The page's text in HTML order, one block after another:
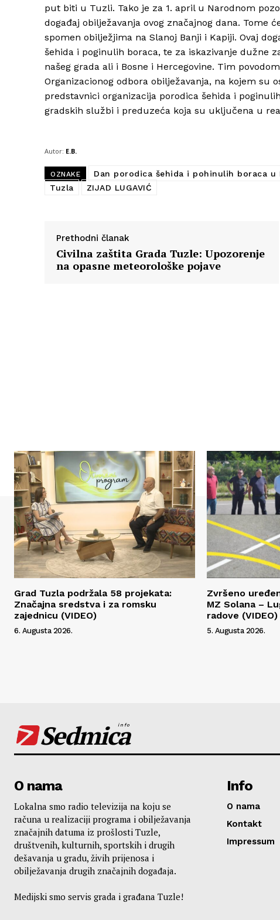
put biti u Tuzli. Tako je za 1. april u Narodnom
događaj obilježavanja ovog značajnog dana. Tome
spomen obilježjima na Slanoj Banji i Kapiji. Ovaj
šehida i poginulih boraca, te za iskazivanje dužne
našeg grada ali i Bosne i Hercegovine. Tim
Organizacionog odbora obilježavanja, na kojem su
predstavnici organizacija porodica šehida i
gradskih službi i preduzeća koja su uključena u
Autor: E.B.
OZNAKE Dan porodica šehida i pohinulih boraca u
Tuzla
ZIJAD LUGAVIĆ
Prethodni članak
Civilna zaštita Grada Tuzle: Upozorenje
na opasne meteorološke pojave
Grad Tuzla podržala 58 projekata:
Značajna sredstva i za romsku
zajednicu (VIDEO)
6. Augusta 2026.
Zvršeno
MZ Solana –
radove (VIDEO)
5. Augusta 2026.
Sedmica
info
O nama
Lokalna smo radio televizija na koju se
računa u realizaciji programa i obilježavanja
značajnih datuma iz prošlosti Tuzle,
društvenih, kulturnih, sportskih i drugih
dešavanja u gradu, živih prijenosa i
obilježavanja drugih značajnih događaja.
Medijski smo servis grada i građana Tuzle!
Info
O nama
Kontakt
Impressum